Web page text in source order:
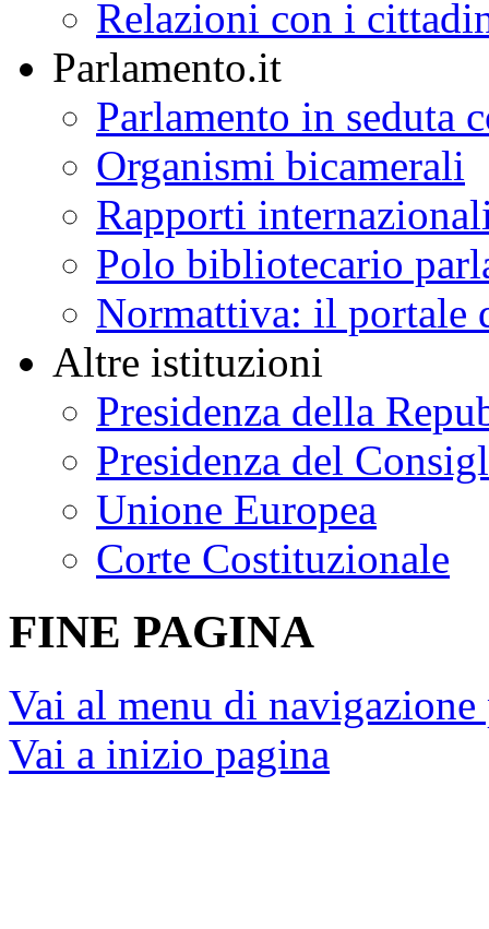
Relazioni con i
Parlamento.it
Parlamento in seduta
Organismi bicamerali
Rapporti
Polo bibliotecario
Normattiva: il portale
Altre istituzioni
Presidenza della
Presidenza del
Unione Europea
Corte Costituzionale
FINE PAGINA
Vai al menu di
Vai a inizio pagina